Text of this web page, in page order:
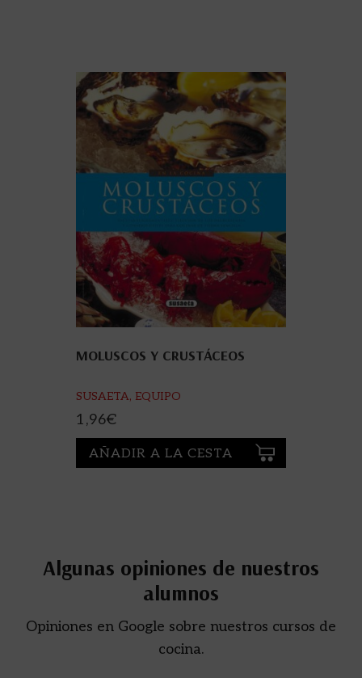
MOLUSCOS Y CRUSTÁCEOS
SUSAETA, EQUIPO
1,96€
AÑADIR A LA CESTA
Algunas opiniones de nuestros
alumnos
Opiniones en Google sobre nuestros cursos de
cocina.